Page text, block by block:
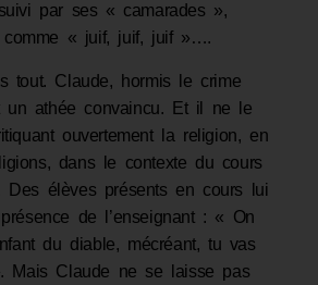
par ses « camarades »,
comme « juif, juif, juif »….
tout. Claude, hormis le crime
un athée convaincu. Et il ne le
ouvertement la religion, en
dans le contexte du cours
Des élèves présents en cours lui
de l’enseignant : « On
du diable, mécréant, tu vas
Mais Claude ne se laisse pas